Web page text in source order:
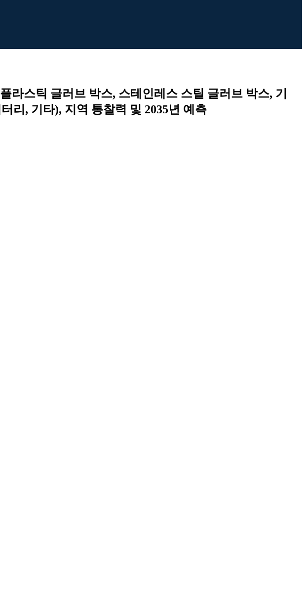
라스틱 글러브 박스, 스테인레스 스틸 글러브 박스, 기
리, 기타), 지역 통찰력 및 2035년 예측